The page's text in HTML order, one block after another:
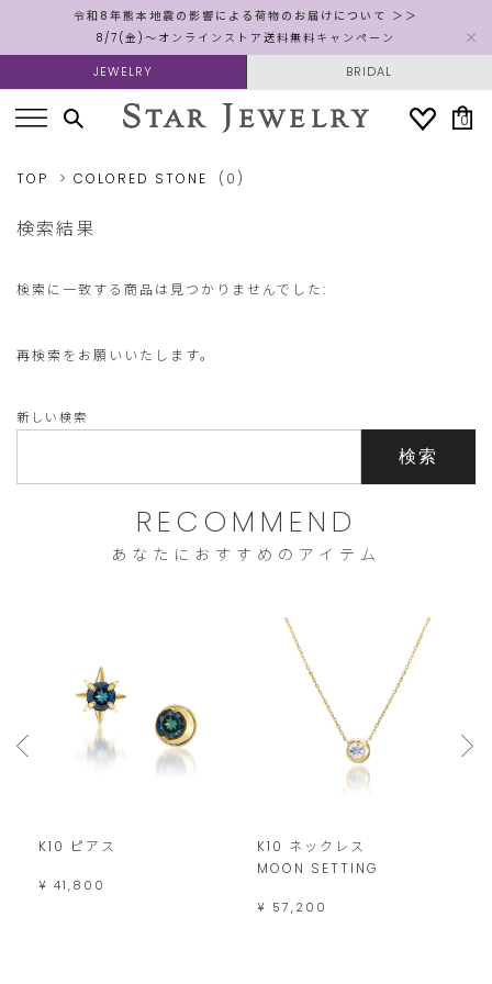
令和8年熊本地震の影響による荷物のお届けについて ＞＞
8/7(金)～オンラインストア送料無料キャンペーン
JEWELRY BRIDAL
0
TOP COLORED STONE (0)
検索結果
検索に一致する商品は見つかりませんでした:
再検索をお願いいたします。
新しい検索
検索
RECOMMEND
あなたにおすすめのアイテム
K10 ピアス
¥ 41,800
K10 ネックレス
MOON SETTING
¥ 57,200